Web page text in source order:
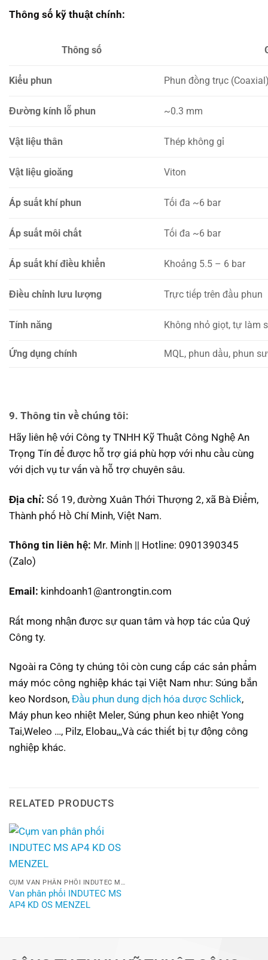
Thông số kỹ thuật chính:
Thông số
Kiểu phun Phun đồng trục
Đường kính lỗ phun ~0.3 mm
Vật liệu thân Thép không gỉ
Vật liệu gioăng Viton
Áp suất khí phun Tối đa ~6 bar
Áp suất môi chất Tối đa ~6 bar
Áp suất khí điều khiển Khoảng 5.5 – 6 bar
Điều chỉnh lưu lượng Trực tiếp trên đầu phun
Tính năng Không nhỏ giọt, tự làm
Ứng dụng chính MQL, phun dầu, phun
9. Thông tin về chúng tôi:
Hãy liên hệ với Công ty TNHH Kỹ Thuật Công Nghệ An
Trọng Tín để được hỗ trợ giá phù hợp với nhu cầu cùng
với dịch vụ tư vấn và hỗ trợ chuyên sâu.
Địa chỉ: Số 19, đường Xuân Thới Thượng 2, xã Bà Điểm,
Thành phố Hồ Chí Minh, Việt Nam.
Thông tin liên hệ: Mr. Minh || Hotline: 0901390345
(Zalo)
Email: kinhdoanh1@antrongtin.com
Rất mong nhận được sự quan tâm và hợp tác của Quý
Công ty.
Ngoài ra Công ty chúng tôi còn cung cấp các sản phẩm
máy móc công nghiệp khác tại Việt Nam như: Súng bắn
keo Nordson, Đầu phun dung dịch hóa dược Schlick,
Máy phun keo nhiệt Meler, Súng phun keo nhiệt Yong
Tai,Weleo …, Pilz, Elobau,,,Và các thiết bị tự động công
nghiệp khác.
RELATED PRODUCTS
CỤM VAN PHÂN PHỐI INDUTEC MS AP4 KD OS MENZEL
Van phân phối INDUTEC MS
AP4 KD OS MENZEL